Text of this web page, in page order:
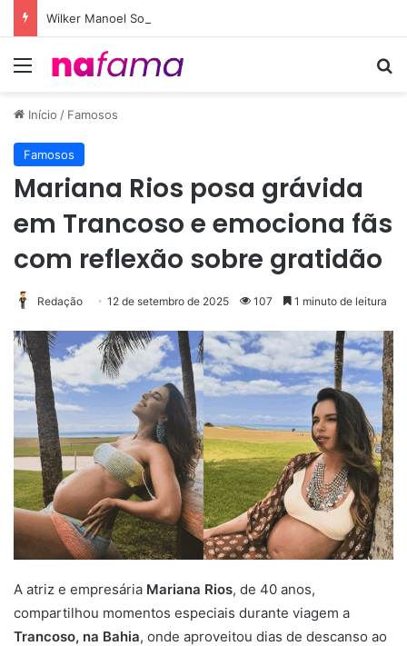
Menu
Início / Famosos
Famosos
Mariana Rios posa grávida
em Trancoso e emociona fãs
com reflexão sobre gratidão
Redação 12 de setembro de 2025 107 1 minuto de leitura
A atriz e empresária Mariana Rios, de 40 anos,
compartilhou momentos especiais durante viagem a
Trancoso, na Bahia, onde aproveitou dias de descanso ao